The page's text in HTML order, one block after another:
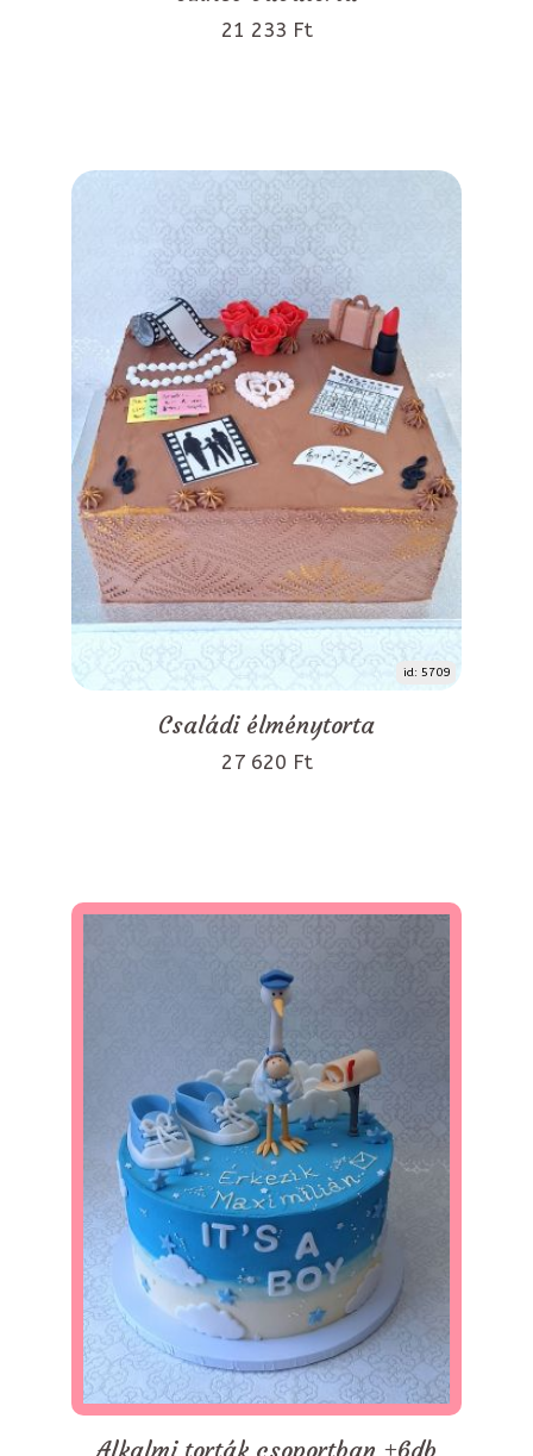
21 233 Ft
id: 5709
Családi élménytorta
27 620 Ft
Alkalmi torták csoportban +6db